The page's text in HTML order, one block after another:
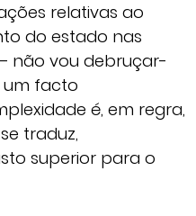
relativas ao
do estado nas
não vou debruçar-
um facto
é, em regra,
traduz,
superior para o